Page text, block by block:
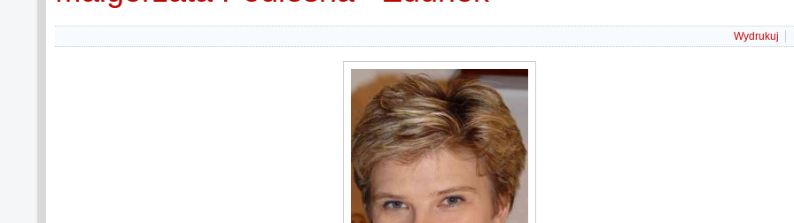
Wydrukuj